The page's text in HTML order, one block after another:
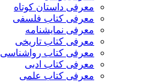
معرفی داستان کوتاه
معرفی کتاب فلسفی
معرفی نمایشنامه
معرفی کتاب تاریخی
معرفی کتاب رواشناسی
معرفی کتاب ادبی
معرفی کتاب علمی